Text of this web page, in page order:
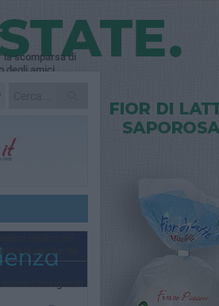
scomparsa di
degli amici
a bordo di un
e
Pisani, ultima
di parola, ho